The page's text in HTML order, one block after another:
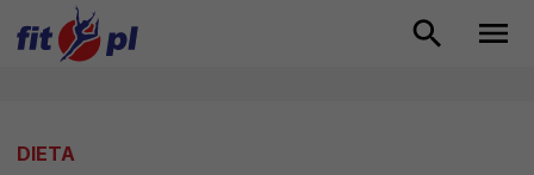
DIETA